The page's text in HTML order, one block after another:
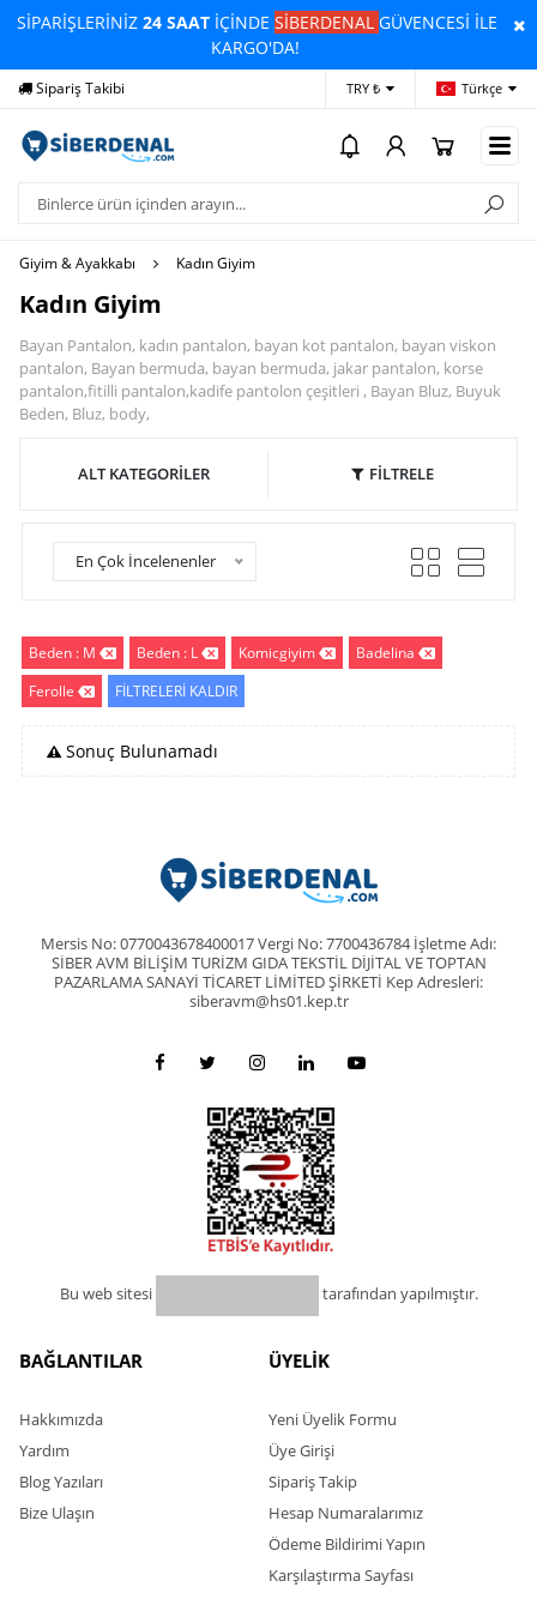
SİPARİŞLERİNİZ24 SAAT İÇİNDESİBERDENALGÜVENCESİ İLE
KARGO'DA!
Sipariş Takibi TRY ₺ Türkçe
Giyim & Ayakkabı Kadın Giyim
Kadın Giyim
Bayan Pantalon, kadın pantalon, bayan kot pantalon, bayan viskon
pantalon, Bayan bermuda, bayan bermuda, jakar pantalon, korse
pantalon,fitilli pantalon,kadife pantolon çeşitleri , Bayan Bluz, Buyuk
Beden, Bluz, body,
ALT KATEGORİLER FİLTRELE
En Çok İncelenenler
Beden : M Beden : L Komicgiyim
Badelina
Ferolle
FİLTRELERİ KALDIR
Sonuç Bulunamadı
Mersis No: 0770043678400017 Vergi No: 7700436784 İşletme Adı:
SİBER AVM BİLİŞİM TURİZM GIDA TEKSTİL DİJİTAL VE TOPTAN
PAZARLAMA SANAYİ TİCARET LİMİTED ŞİRKETİ Kep Adresleri:
siberavm@hs01.kep.tr
Bu web sitesi tarafından yapılmıştır.
BAĞLANTILAR
Hakkımızda
Yardım
Blog Yazıları
Bize Ulaşın
ÜYELİK
Yeni Üyelik Formu
Üye Girişi
Sipariş Takip
Hesap Numaralarımız
Ödeme Bildirimi Yapın
Karşılaştırma Sayfası